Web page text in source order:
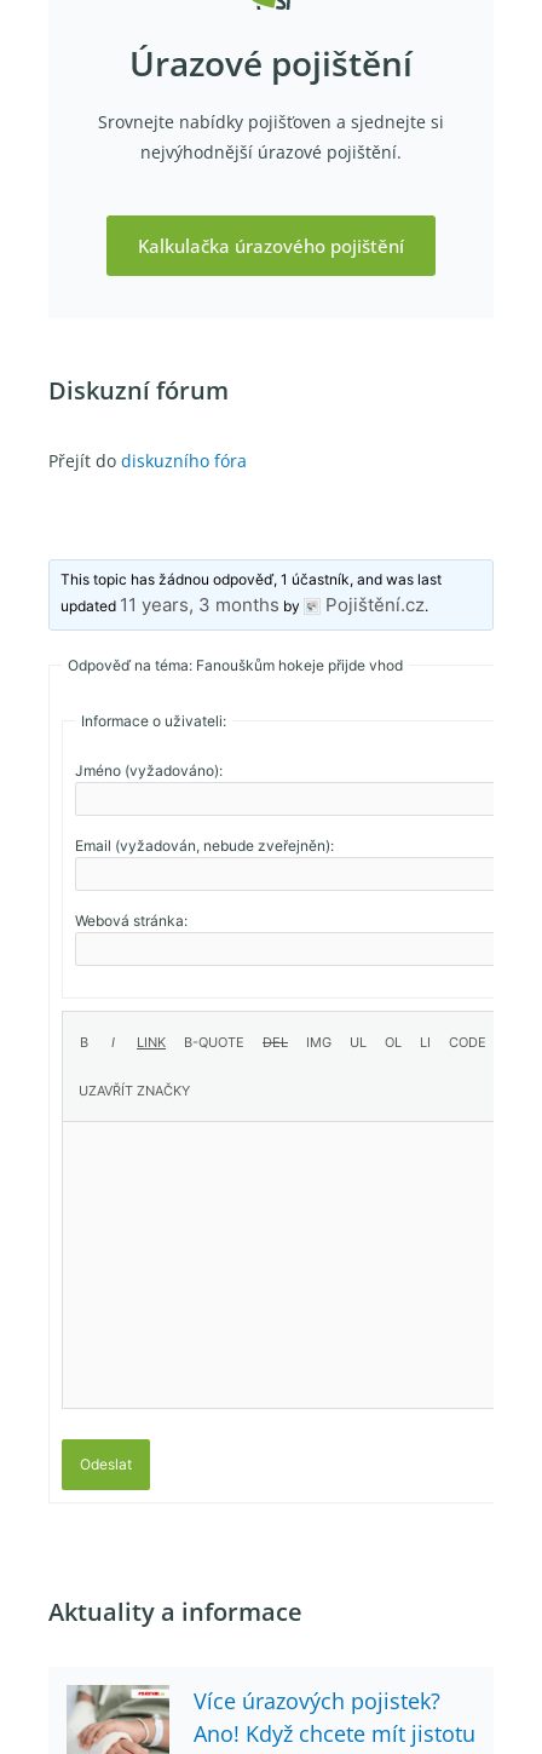
Úrazové pojištění
Srovnejte nabídky pojišťoven a sjednejte si
nejvýhodnější úrazové pojištění.
Kalkulačka úrazového pojištění
Diskuzní fórum
Přejít do diskuzního fóra
This topic has žádnou odpověď, 1 účastník, and was last
updated 11 years, 3 months by Pojištění.cz.
Odpověď na téma: Fanouškům hokeje přijde vhod
Informace o uživateli:
Jméno (vyžadováno):
Email (vyžadován, nebude zveřejněn):
Webová stránka:
Odeslat
Aktuality a informace
Více úrazových pojistek?
Ano! Když chcete mít jistotu